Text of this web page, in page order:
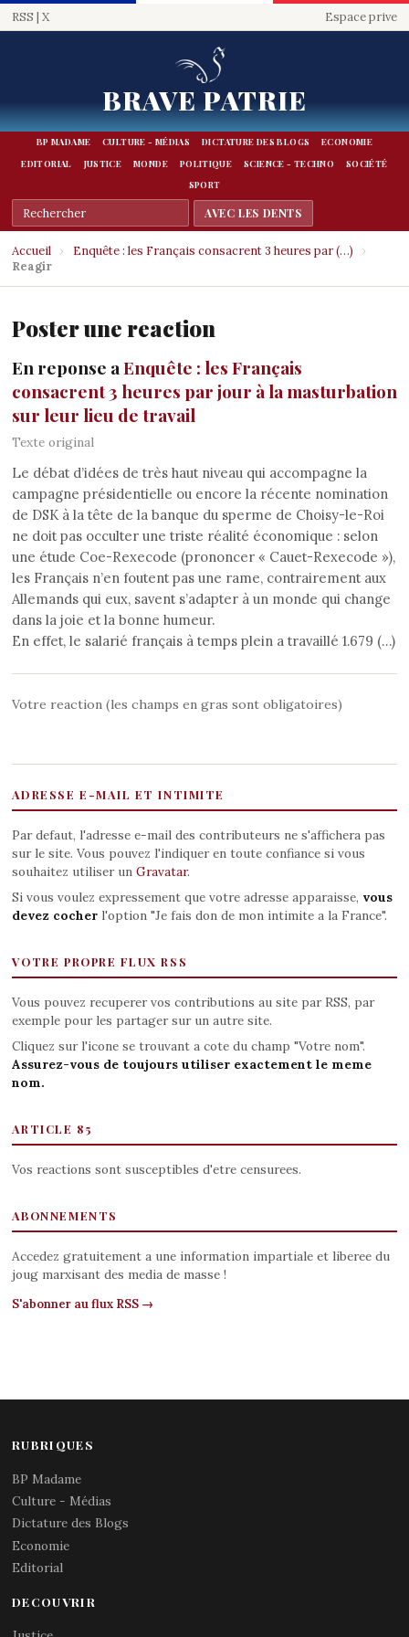
RSS | X Espace prive
BRAVE PATRIE
BP MADAME CULTURE - MÉDIAS DICTATURE DES BLOGS
ECONOMIE
EDITORIAL
JUSTICE MONDE POLITIQUE SCIENCE - TECHNO
SOCIÉTÉ
SPORT
Accueil › Enquête : les Français consacrent 3 heures par (…)
›
Reagir
Poster une reaction
En reponse aEnquête : les Français
consacrent 3 heures par jour à la masturbation
sur leur lieu de travail
Texte original
Le débat d’idées de très haut niveau qui accompagne la
campagne présidentielle ou encore la récente nomination
de DSK à la tête de la banque du sperme de Choisy-le-Roi
ne doit pas occulter une triste réalité économique : selon
une étude Coe-Rexecode (prononcer « Cauet-Rexecode »),
les Français n’en foutent pas une rame, contrairement aux
Allemands qui eux, savent s’adapter à un monde qui change
dans la joie et la bonne humeur.
En effet, le salarié français à temps plein a travaillé 1.679 (…)
Votre reaction (les champs en gras sont obligatoires)
ADRESSE E-MAIL ET INTIMITE
Par defaut, l'adresse e-mail des contributeurs ne s'affichera pas
sur le site. Vous pouvez l'indiquer en toute confiance si vous
souhaitez utiliser un Gravatar.
Si vous voulez expressement que votre adresse apparaisse, vous
devez cocherl'option "Je fais don de mon intimite a la France".
VOTRE PROPRE FLUX RSS
Vous pouvez recuperer vos contributions au site par RSS, par
exemple pour les partager sur un autre site.
Cliquez sur l'icone se trouvant a cote du champ "Votre nom".
Assurez-vous de toujours utiliser exactement le meme
nom.
ARTICLE 85
Vos reactions sont susceptibles d'etre censurees.
ABONNEMENTS
Accedez gratuitement a une information impartiale et liberee du
joug marxisant des media de masse !
S'abonner au flux RSS →
RUBRIQUES
BP Madame
Culture - Médias
Dictature des Blogs
Economie
Editorial
DECOUVRIR